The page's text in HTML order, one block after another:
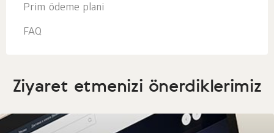
Prim ödeme plani
FAQ
Ziyaret etmenizi önerdiklerimiz